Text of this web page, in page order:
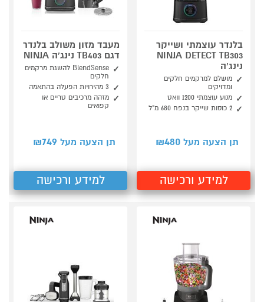
בלנדר עוצמתי ושייקר
NINJA DETECT TB303
נינג'ה
מושלם למרקמים חלקים
ומדויקים
מנוע עוצמתי 1200 וואט
2 כוסות שייקר בנפח 680 מ“ל
תן הצעה מעל ₪ 480
למידע ורכישה
מעבד מזון משולב בלנדר
דגם TB403 נינג'ה NINJA
BlendSense להשגת מרקמים
חלקים
3 מהירויות הפעלה בהתאמה
מזהה מרכיבים טריים או
קפואים
תן הצעה מעל ₪ 749
למידע ורכישה